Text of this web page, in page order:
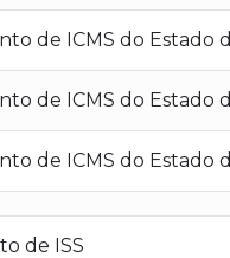
de ICMS do Estado
de ICMS do Estado
de ICMS do Estado
de ISS